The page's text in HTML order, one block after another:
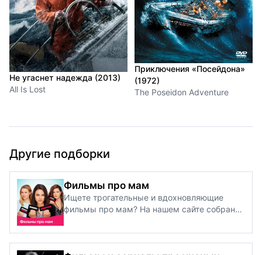
Не угаснет надежда (2013)
All Is Lost
Приключения «Посейдона»
(1972)
The Poseidon Adventure
Другие подборки
Фильмы про мам
Ищете трогательные и вдохновляющие
фильмы про мам? На нашем сайте собрана
драм до легких комедий о материнской
любви, заботе и силе характера. Здесь вы